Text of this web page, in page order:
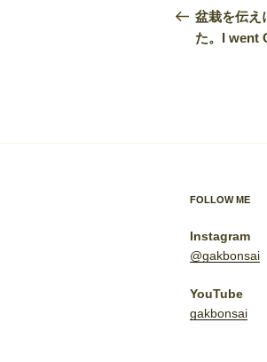
稿
ナ
ー
ョ
ン
の
投
盆栽を伝え
た。I went
FOLLOW ME
Instagram
@gakbonsai
YouTube
gakbonsai